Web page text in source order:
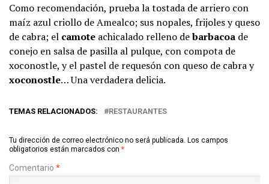
Como recomendación, prueba la tostada de arriero con
maíz azul criollo de Amealco; sus nopales, frijoles y queso
de cabra; el camote achicalado relleno debarbacoa de
conejo en salsa de pasilla al pulque, con compota de
xoconostle, y el pastel de requesón con queso de cabra y
xoconostle… Una verdadera delicia.
TEMAS RELACIONADOS: RESTAURANTES
Tu dirección de correo electrónico no será publicada. Los campos
obligatorios están marcados con *
Comentario *